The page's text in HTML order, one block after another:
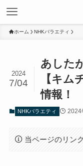
ホーム NHKバラエティ
あした
【キム
情報！
2024
7/04
NHKバラエティ 2024
当ページのリン